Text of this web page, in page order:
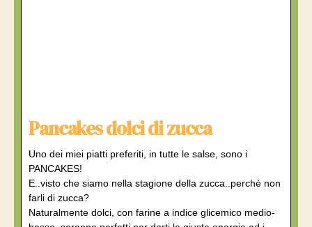
Pancakes dolci di zucca
Uno dei miei piatti preferiti, in tutte le salse, sono i
PANCAKES!
E..visto che siamo nella stagione della zucca..perchè non
farli di zucca?
Naturalmente dolci, con farine a indice glicemico medio-